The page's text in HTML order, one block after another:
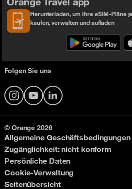
Herunterladen, um Ihre eSIM-Pläne
kaufen, verwalten und aufladen
Folgen Sie uns
InstagramYouTubeLinkedIn
© Orange 2026
Allgemeine Geschäftsbedingungen
Zugänglichkeit: nicht konform
Persönliche Daten
Cookie-Verwaltung
Seitenübersicht